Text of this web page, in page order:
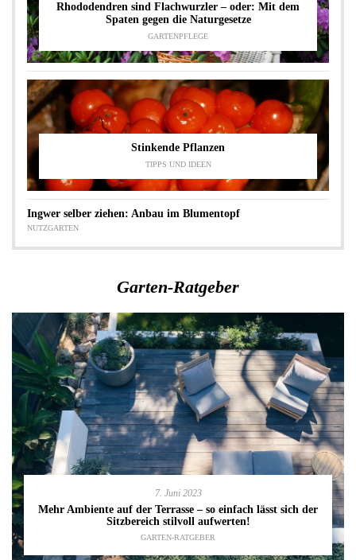
Rhododendren sind Flachwurzler – oder: Mit dem
Spaten gegen die Naturgesetze
GARTENPFLEGE
Stinkende Pflanzen
TIPPS UND IDEEN
Ingwer selber ziehen: Anbau im Blumentopf
NUTZGARTEN
Garten-Ratgeber
7. Juni 2023
Mehr Ambiente auf der Terrasse – so einfach lässt sich der
Sitzbereich stilvoll aufwerten!
GARTEN-RATGEBER